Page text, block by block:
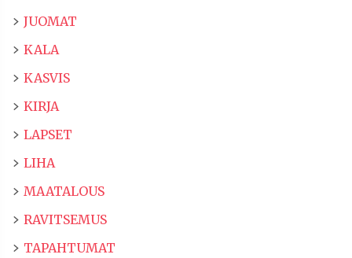
JUOMAT
KALA
KASVIS
KIRJA
LAPSET
LIHA
MAATALOUS
RAVITSEMUS
TAPAHTUMAT